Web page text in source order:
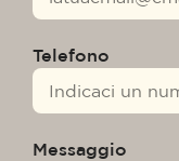
Telefono
Messaggio